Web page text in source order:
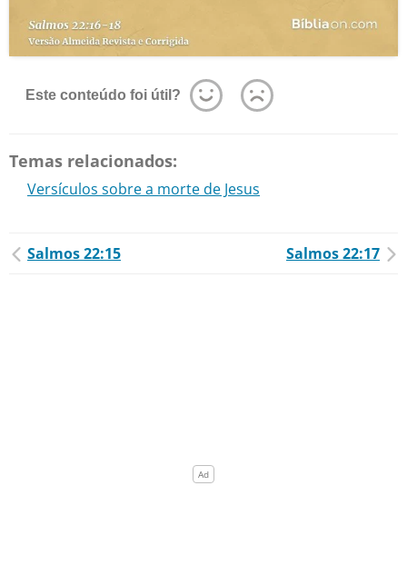
Este conteúdo foi útil?
Temas relacionados:
Versículos sobre a morte de Jesus
Salmos 22:15 Salmos 22:17